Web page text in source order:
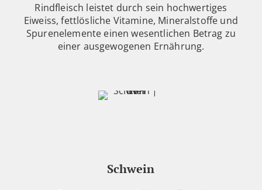
Rindfleisch leistet durch sein hochwertiges
Eiweiss, fettlösliche Vitamine, Mineralstoffe und
Spurenelemente einen wesentlichen Betrag zu
einer ausgewogenen Ernährung.
Schwein